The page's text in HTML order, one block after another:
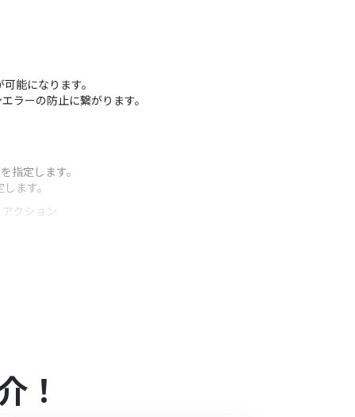
能になります。
ラーの防止に繋がります。
指定します。
ます。
クション
！